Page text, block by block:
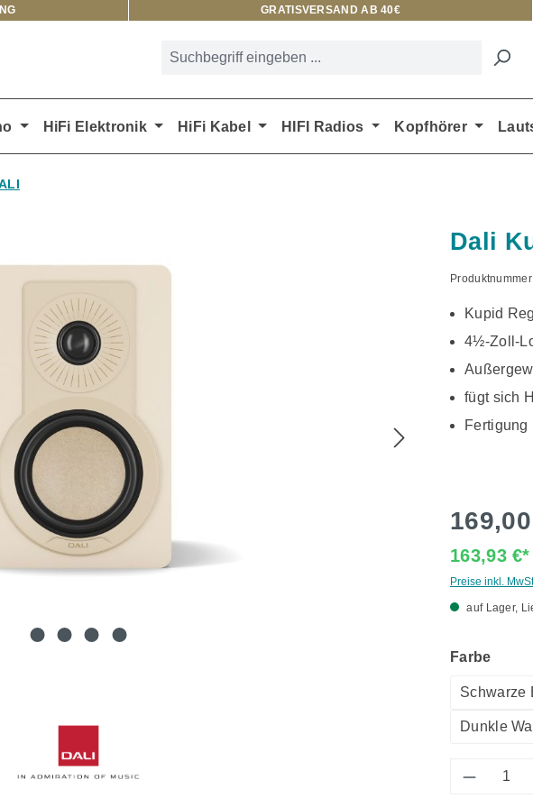
GRATISVERSAND AB 40€
HiFi Elektronik HiFi Kabel HIFI Radios Kopfhörer
Dali
Kupid
4½-Zoll-
fügt sich
Fertigung
163,93 €*
Preise inkl.
auf Lager,
Farbe
Schwarze
Dunkle